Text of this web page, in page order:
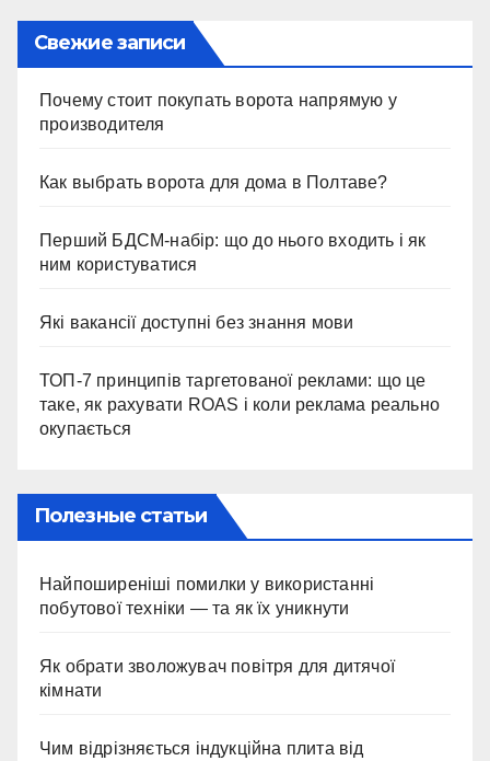
Свежие записи
Почему стоит покупать ворота напрямую у
производителя
Как выбрать ворота для дома в Полтаве?
Перший БДСМ-набір: що до нього входить і як
ним користуватися
Які вакансії доступні без знання мови
ТОП-7 принципів таргетованої реклами: що це
таке, як рахувати ROAS і коли реклама реально
окупається
Полезные статьи
Найпоширеніші помилки у використанні
побутової техніки — та як їх уникнути
Як обрати зволожувач повітря для дитячої
кімнати
Чим відрізняється індукційна плита від